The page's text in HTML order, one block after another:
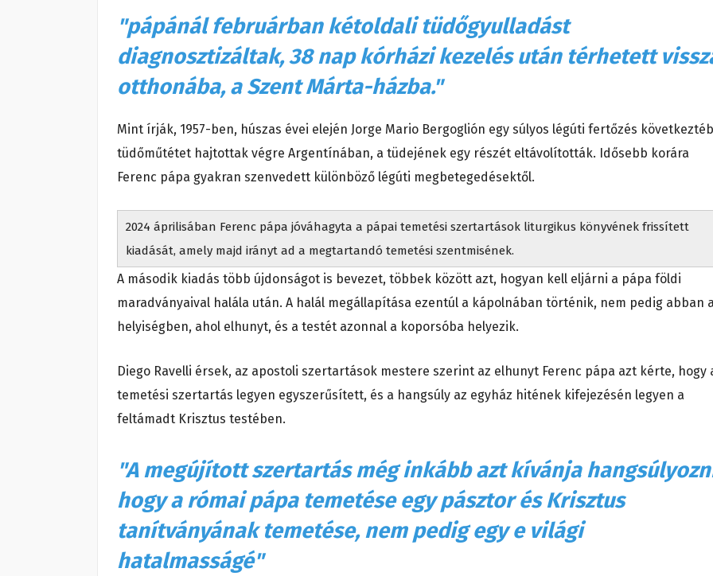
"pápánál februárban kétoldali tüdőgyulladást
diagnosztizáltak, 38 nap kórházi kezelés után térhetett
otthonába, a Szent Márta-házba."
Mint írják, 1957-ben, húszas évei elején Jorge Mario Bergoglión egy súlyos légúti fertőzés
tüdőműtétet hajtottak végre Argentínában, a tüdejének egy részét eltávolították. Idősebb korára
Ferenc pápa gyakran szenvedett különböző légúti megbetegedésektől.
2024 áprilisában Ferenc pápa jóváhagyta a pápai temetési szertartások liturgikus könyvének frissített
kiadását, amely majd irányt ad a megtartandó temetési szentmisének.
A második kiadás több újdonságot is bevezet, többek között azt, hogyan kell eljárni a pápa földi
maradványaival halála után. A halál megállapítása ezentúl a kápolnában történik, nem pedig abban
helyiségben, ahol elhunyt, és a testét azonnal a koporsóba helyezik.
Diego Ravelli érsek, az apostoli szertartások mestere szerint az elhunyt Ferenc pápa azt kérte, hogy
temetési szertartás legyen egyszerűsített, és a hangsúly az egyház hitének kifejezésén legyen a
feltámadt Krisztus testében.
"A megújított szertartás még inkább azt kívánja
hogy a római pápa temetése egy pásztor és Krisztus
tanítványának temetése, nem pedig egy e világi
hatalmasságé"